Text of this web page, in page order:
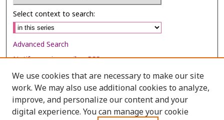
Select context to search:
Advanced Search
Notify me via email orRSS
Browse
Collections
Disciplines
We use cookies that are necessary to make our site
work. We may also use additional cookies to analyze,
improve, and personalize our content and your
digital experience. You can manage your cookie